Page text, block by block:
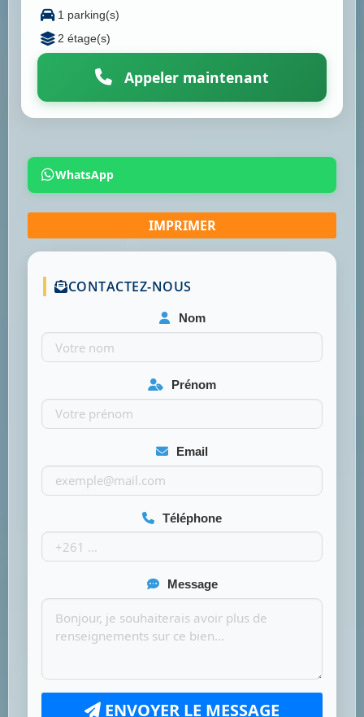
1 parking(s)
2 étage(s)
Appeler maintenant
WhatsApp
CONTACTEZ-NOUS
Nom
Prénom
Email
Téléphone
Message
ENVOYER LE MESSAGE